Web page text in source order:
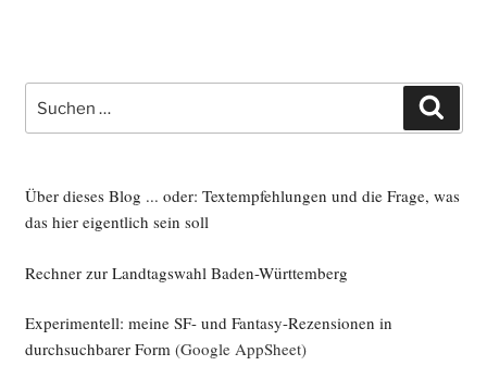
nach:
Über dieses Blog ... oder: Textempfehlungen und die Frage, was
das hier eigentlich sein soll
Rechner zur Landtagswahl Baden-Württemberg
Experimentell: meine SF- und Fantasy-Rezensionen in
durchsuchbarer Form(Google AppSheet)